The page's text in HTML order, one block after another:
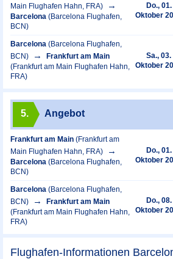
Main Flughafen Hahn, FRA)
Barcelona (Barcelona Flughafen,
BCN)
Do., 01.
Oktober
Barcelona (Barcelona Flughafen,
BCN)
Frankfurt am Main
(Frankfurt am Main Flughafen Hahn,
FRA)
Sa., 03.
Oktober
5. Angebot
Frankfurt am Main (Frankfurt am
Main Flughafen Hahn, FRA)
Barcelona (Barcelona Flughafen,
BCN)
Do., 01.
Oktober
Barcelona (Barcelona Flughafen,
BCN)
Frankfurt am Main
(Frankfurt am Main Flughafen Hahn,
FRA)
Do., 08.
Oktober
Flughafen-Informationen